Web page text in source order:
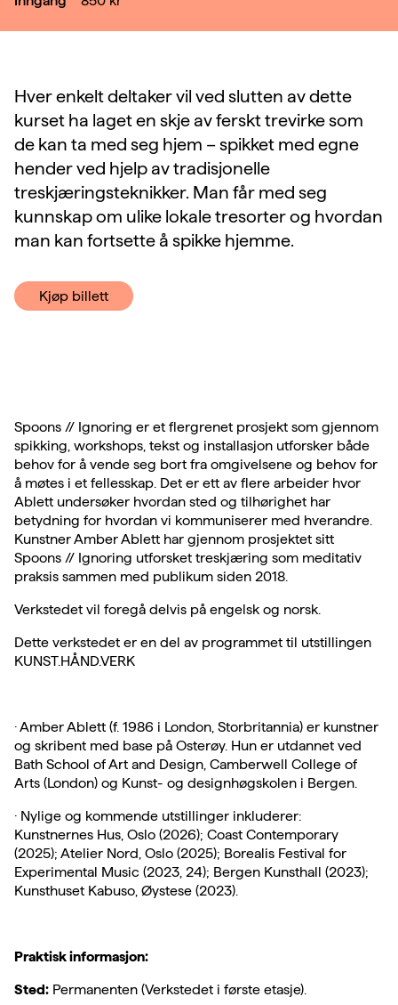
Hver enkelt deltaker vil ved slutten av dette
kurset ha laget en skje av ferskt trevirke som
de kan ta med seg hjem – spikket med egne
hender ved hjelp av tradisjonelle
treskjæringsteknikker. Man får med seg
kunnskap om ulike lokale tresorter og hvordan
man kan fortsette å spikke hjemme.
Kjøp billett
Spoons // Ignoring er et flergrenet prosjekt som gjennom
spikking, workshops, tekst og installasjon utforsker både
behov for å vende seg bort fra omgivelsene og behov for
å møtes i et fellesskap. Det er ett av flere arbeider hvor
Ablett undersøker hvordan sted og tilhørighet har
betydning for hvordan vi kommuniserer med hverandre.
Kunstner Amber Ablett har gjennom prosjektet sitt
Spoons // Ignoring utforsket treskjæring som meditativ
praksis sammen med publikum siden 2018.
Verkstedet vil foregå delvis på engelsk og norsk.
Dette verkstedet er en del av programmet til utstillingen
KUNST.HÅND.VERK
· Amber Ablett (f. 1986 i London, Storbritannia) er kunstner
og skribent med base på Osterøy. Hun er utdannet ved
Bath School of Art and Design, Camberwell College of
Arts (London) og Kunst- og designhøgskolen i Bergen.
· Nylige og kommende utstillinger inkluderer:
Kunstnernes Hus, Oslo (2026); Coast Contemporary
(2025); Atelier Nord, Oslo (2025); Borealis Festival for
Experimental Music (2023, 24); Bergen Kunsthall (2023);
Kunsthuset Kabuso, Øystese (2023).
Praktisk informasjon:
Sted: Permanenten (Verkstedet i første etasje).